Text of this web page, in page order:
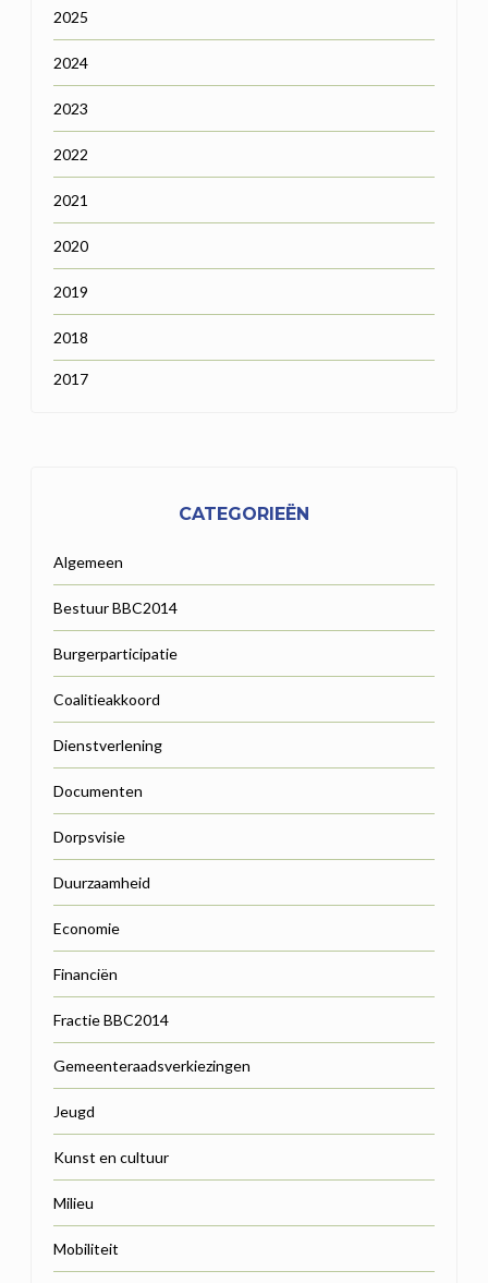
2025
2024
2023
2022
2021
2020
2019
2018
2017
CATEGORIEËN
Algemeen
Bestuur BBC2014
Burgerparticipatie
Coalitieakkoord
Dienstverlening
Documenten
Dorpsvisie
Duurzaamheid
Economie
Financiën
Fractie BBC2014
Gemeenteraadsverkiezingen
Jeugd
Kunst en cultuur
Milieu
Mobiliteit